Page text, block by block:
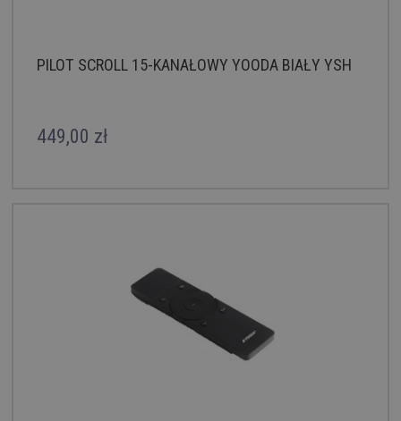
PILOT SCROLL 15-KANAŁOWY YOODA BIAŁY YSH
449,00 zł